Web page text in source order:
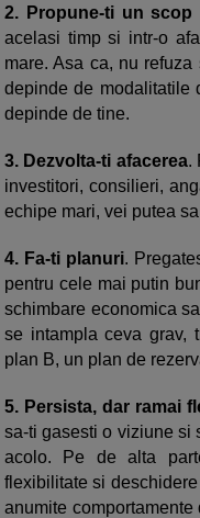
2. Propune-ti un scop
acelasi timp si intr-o
mare. Asa ca, nu
depinde de modalitatile
depinde de tine.
3. Dezvolta-ti afacerea.
investitori, consilieri,
echipe mari, vei putea
4. Fa-ti planuri.
pentru cele mai putin
schimbare economica
se intampla ceva grav,
plan B, un plan de
5. Persista, dar ramai
sa-ti gasesti o viziune si
acolo. Pe de alta
flexibilitate si
anumite comportamente